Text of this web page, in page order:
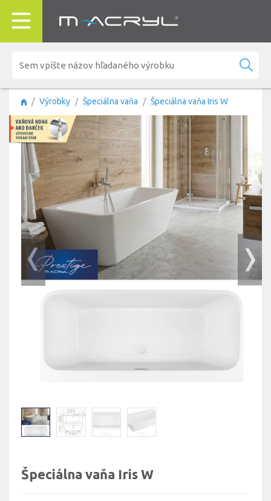
Výrobky Špeciálna vaňa Špeciálna vaňa Iris W
Špeciálna vaňa Iris W